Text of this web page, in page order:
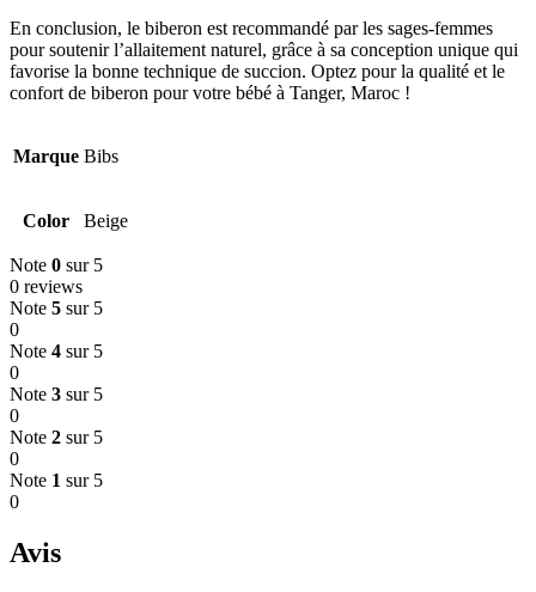
En conclusion, le biberon est recommandé par les sages-femmes
pour soutenir l’allaitement naturel, grâce à sa conception unique qui
favorise la bonne technique de succion. Optez pour la qualité et le
confort de biberon pour votre bébé à Tanger, Maroc !
Marque Bibs
Color Beige
Note 0 sur 5
0 reviews
Note 5 sur 5
0
Note 4 sur 5
0
Note 3 sur 5
0
Note 2 sur 5
0
Note 1 sur 5
0
Avis